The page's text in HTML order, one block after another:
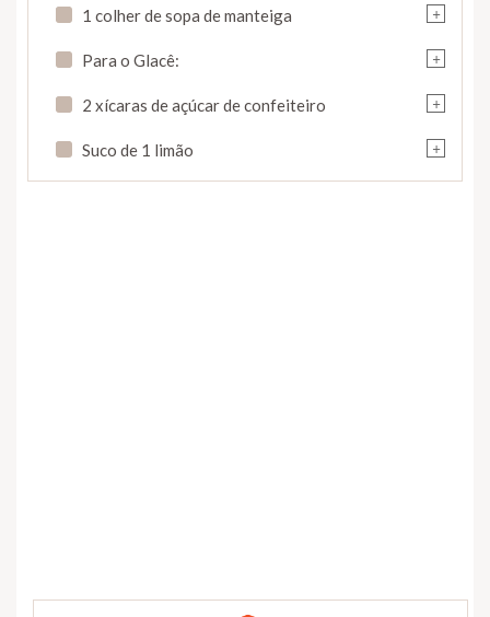
+
1 colher de sopa de manteiga
+
Para o Glacê:
+
2 xícaras de açúcar de confeiteiro
+
Suco de 1 limão